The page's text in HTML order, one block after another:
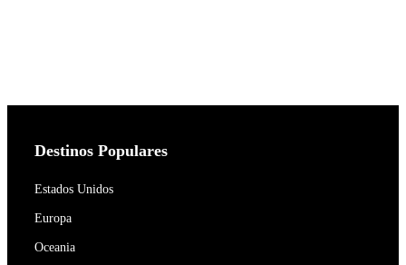
Destinos Populares
Estados Unidos
Europa
Oceania